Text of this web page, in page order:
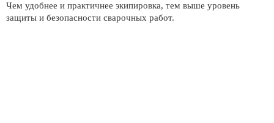
Чем удобнее и практичнее экипировка, тем выше уровень
защиты и безопасности сварочных работ.